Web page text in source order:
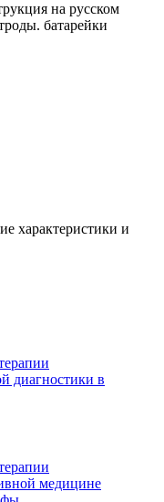
на русском
батарейки
характеристики и
диагностики в
медицине